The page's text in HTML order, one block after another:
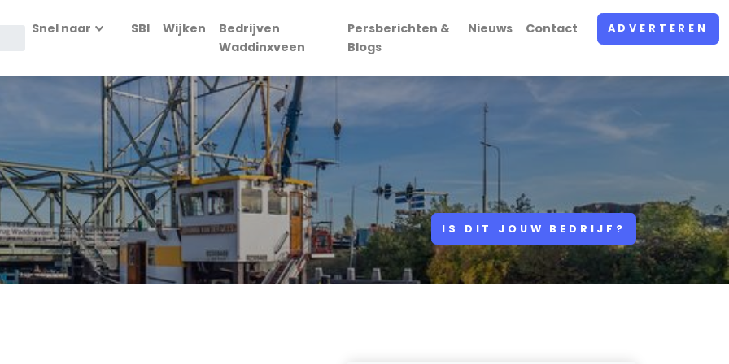
Snel naar SBI Wijken
Bedrijven
Waddinxveen
Persberichten &
Blogs
Nieuws Contact ADVERTEREN
IS DIT JOUW BEDRIJF?